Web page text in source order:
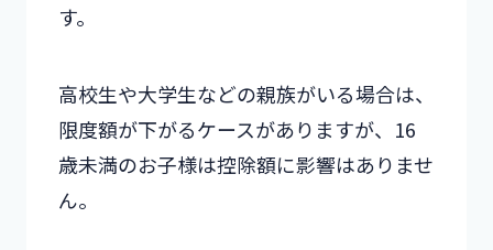
す。
高校生や大学生などの親族がいる場合は、
限度額が下がるケースがありますが、16
歳未満のお子様は控除額に影響はありませ
ん。